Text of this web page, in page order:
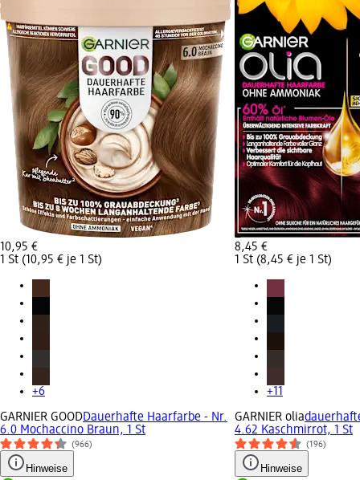
10,95 €
1 St (10,95 € je 1 St)
+6
GARNIER GOODDauerhafte Haarfarbe - Nr.
6.0 Mochaccino Braun, 1 St
(966)
Hinweise
8,45 €
1 St (8,45 € je 1 St)
+11
GARNIER olia
4.62 Kaschmirrot, 1 St
(196)
Hinweise